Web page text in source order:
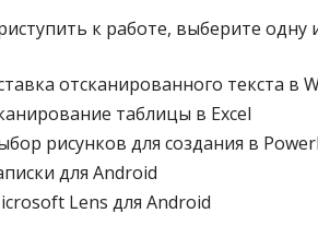
к работе, выберите одну
отсканированного текста в
таблицы в Excel
рисунков для создания в
для Android
Lens для Android